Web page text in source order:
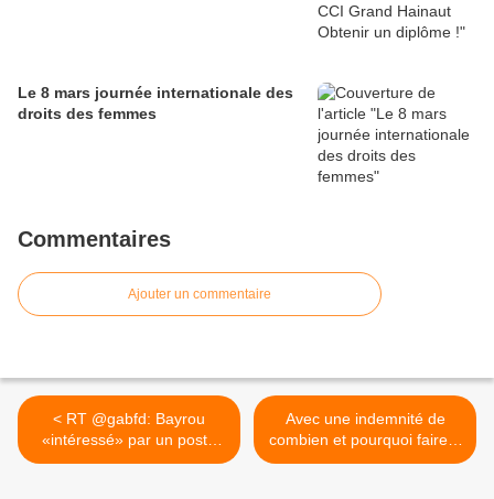
Le 8 mars journée internationale des
droits des femmes
Commentaires
Ajouter un commentaire
< RT @gabfd: Bayrou
«intéressé» par un poste
de...
Avec une indemnité de
combien et pourquoi faire ?
>